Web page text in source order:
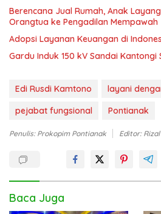
Berencana Jual Rumah, Anak
Orangtua ke Pengadilan Mempawah
Adopsi Layanan Keuangan di
Gardu Induk 150 kV Sandai
Edi Rusdi Kamtono
layani
pejabat fungsional
Pontianak
Penulis: Prokopim Pontianak Editor:
Baca Juga